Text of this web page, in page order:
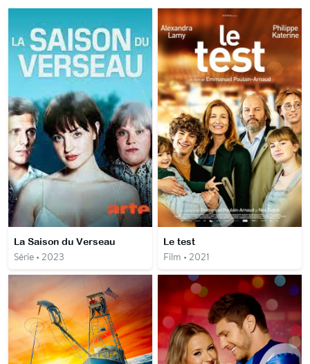
La Saison du Verseau
Série • 2023
Le test
Film • 2021